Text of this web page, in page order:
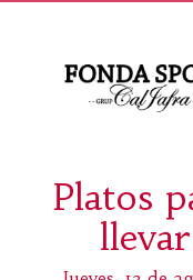
Platos
llevar